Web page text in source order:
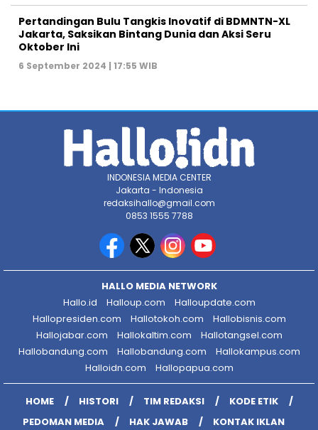
Pertandingan Bulu Tangkis Inovatif di BDMNTN-XL
Jakarta, Saksikan Bintang Dunia dan Aksi Seru
Oktober Ini
6 September 2024 | 17:55 WIB
INDONESIA MEDIA CENTER
Jakarta - Indonesia
redaksihallo@gmail.com
0853 1555 7788
HALLO MEDIA NETWORK
Hallo.id
Halloup.com
Halloupdate.com
Hallopresiden.com
Hallotokoh.com
Hallobisnis.com
Hallojabar.com
Hallokaltim.com
Hallotangsel.com
Hallobandung.com
Hallobandung.com
Hallokampus.com
Halloidn.com
Hallopapua.com
HOME HISTORI TIM REDAKSI
KODE ETIK
PEDOMAN MEDIA
HAK JAWAB KONTAK IKLAN